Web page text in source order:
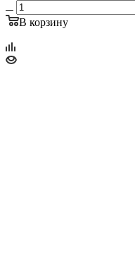
В корзину